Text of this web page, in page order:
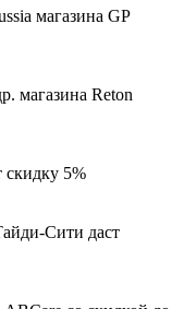
магазина GP
магазина Reton
5%
Сити даст